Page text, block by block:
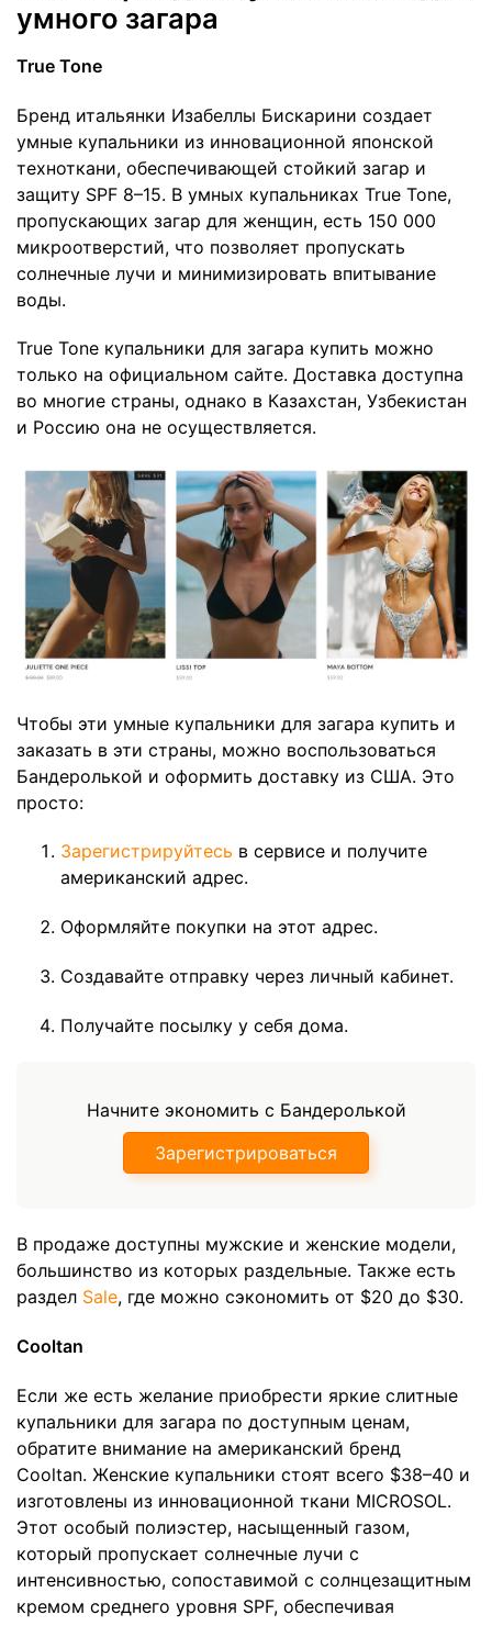
умного загара
True Tone
Бренд итальянки Изабеллы Бискарини создает
умные купальники из инновационной японской
техноткани, обеспечивающей стойкий загар и
защиту SPF 8–15. В умных купальниках True Tone,
пропускающих загар для женщин, есть 150 000
микроотверстий, что позволяет пропускать
солнечные лучи и минимизировать впитывание
воды.
True Tone купальники для загара купить можно
только на официальном сайте. Доставка доступна
во многие страны, однако в Казахстан, Узбекистан
и Россию она не осуществляется.
Чтобы эти умные купальники для загара купить и
заказать в эти страны, можно воспользоваться
Бандеролькой и оформить доставку из США. Это
просто:
Зарегистрируйтесь в сервисе и получите
американский адрес.
Оформляйте покупки на этот адрес.
Создавайте отправку через личный кабинет.
Получайте посылку у себя дома.
Начните экономить с Бандеролькой
Зарегистрироваться
В продаже доступны мужские и женские модели,
большинство из которых раздельные. Также есть
раздел Sale, где можно сэкономить от $20 до $30.
Cooltan
Если же есть желание приобрести яркие слитные
купальники для загара по доступным ценам,
обратите внимание на американский бренд
Cooltan. Женские купальники стоят всего $38–40 и
изготовлены из инновационной ткани MICROSOL.
Этот особый полиэстер, насыщенный газом,
который пропускает солнечные лучи с
интенсивностью, сопоставимой с солнцезащитным
кремом среднего уровня SPF, обеспечивая